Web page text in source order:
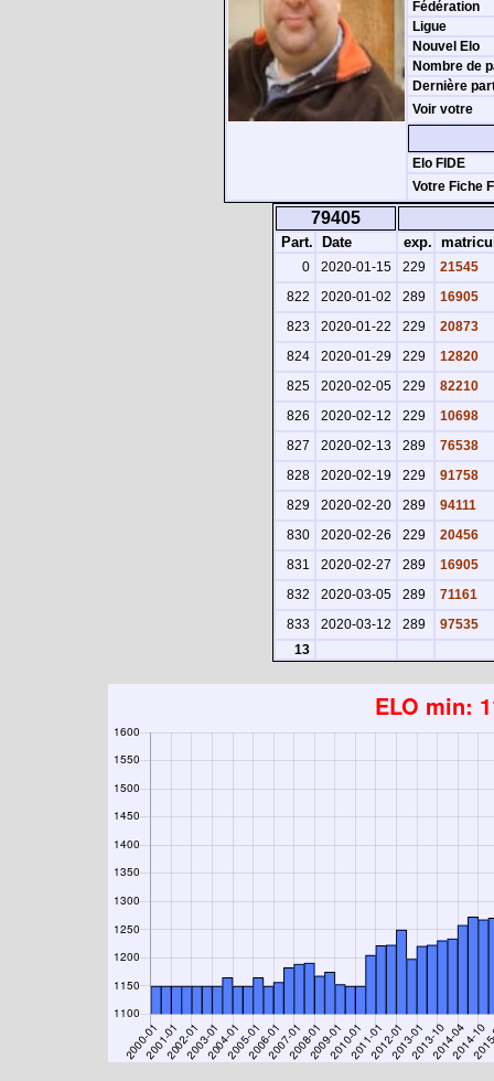
Fédération
Ligue
Nouvel Elo
Nombre de
Dernière
Voir votre
Elo FIDE
Votre Fiche
79405
Part. Date exp.
0 2020-01-15 229
21545
822
2020-01-02 289
16905
823
2020-01-22 229
20873
824
2020-01-29 229
12820
825
2020-02-05 229
82210
826
2020-02-12 229
10698
827
2020-02-13 289
76538
828
2020-02-19 229
91758
829
2020-02-20 289
94111
830
2020-02-26 229
20456
831
2020-02-27 289
16905
832
2020-03-05 289
71161
833
2020-03-12 289
97535
13